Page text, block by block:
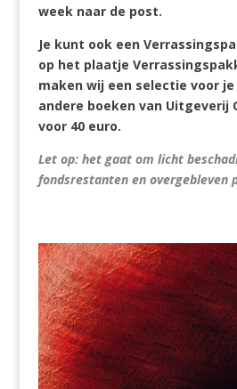
week naar de post.
Je kunt ook een
op het plaatje
maken wij een selectie voor
andere boeken van Uitgeverij
voor 40 euro.
Let op: het gaat om licht
fondsrestanten en overgebleven